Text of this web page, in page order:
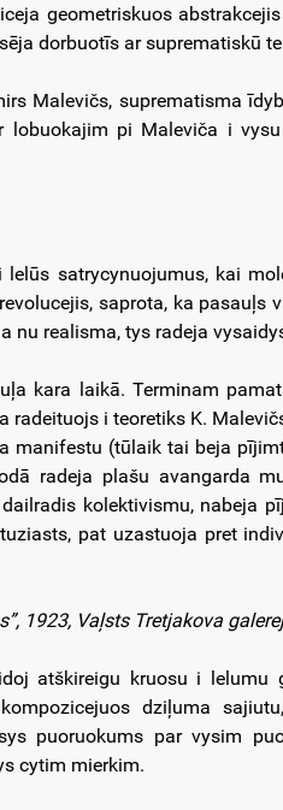
geometriskuos
dorbuotīs ar suprematiskū
Malevičs, suprematisma
lobuokajim pi Maleviča i
satrycynuojumus, kai
saprota, ka pasauļs
nu realisma, tys radeja
kara laikā. Terminam
radeituojs i teoretiks K.
manifestu (tūlaik tai beja
radeja plašu avangarda
kolektivismu, nabeja
pat uzastuoja pret
1923, Vaļsts Tretjakova
atškireigu kruosu i lelumu
dziļuma
puoruokums par vysim
cytim mierkim.